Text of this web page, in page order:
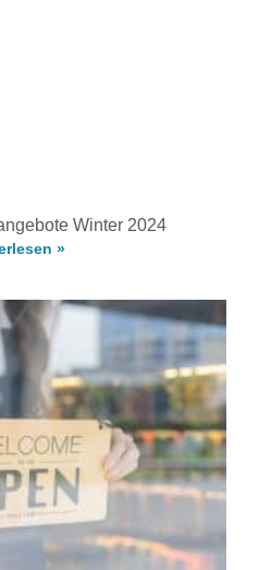
Winter 2024
»